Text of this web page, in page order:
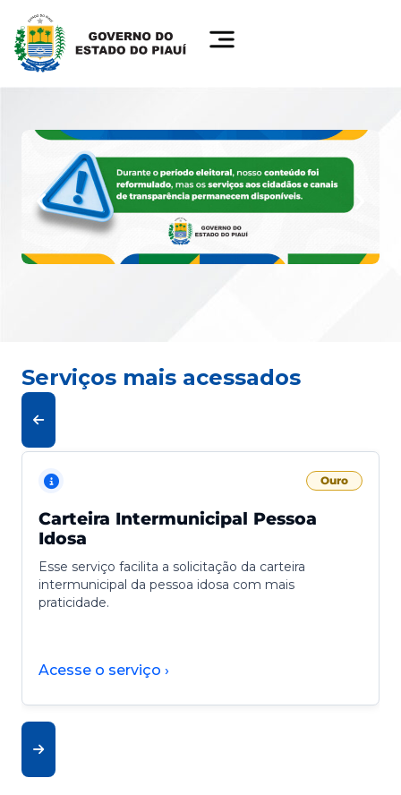
Serviços mais acessados
Ouro
Carteira Intermunicipal Pessoa
Idosa
Esse serviço facilita a solicitação da carteira
intermunicipal da pessoa idosa com mais
praticidade.
Acesse o serviço ›